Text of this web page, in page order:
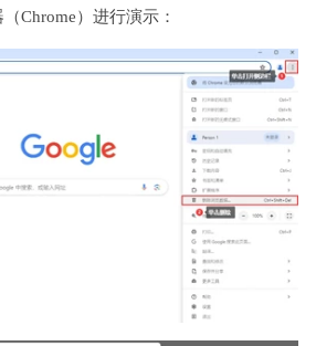
Chrome）进行演示：